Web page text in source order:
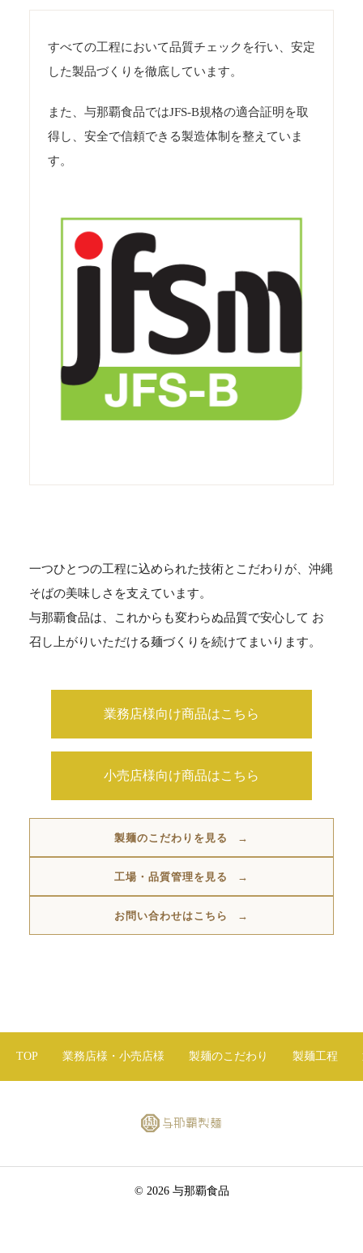
すべての工程において品質チェックを行い、安定
した製品づくりを徹底しています。
また、与那覇食品ではJFS-B規格の適合証明を取
得し、安全で信頼できる製造体制を整えていま
す。
一つひとつの工程に込められた技術とこだわりが、沖縄
そばの美味しさを支えています。
与那覇食品は、これからも変わらぬ品質で安心して お
召し上がりいただける麺づくりを続けてまいります。
業務店様向け商品はこちら
小売店様向け商品はこちら
製麺のこだわりを見る
工場・品質管理を見る
お問い合わせはこちら
TOP 業務店様・小売店様 製麺のこだわり 製麺工程
© 2026 与那覇食品